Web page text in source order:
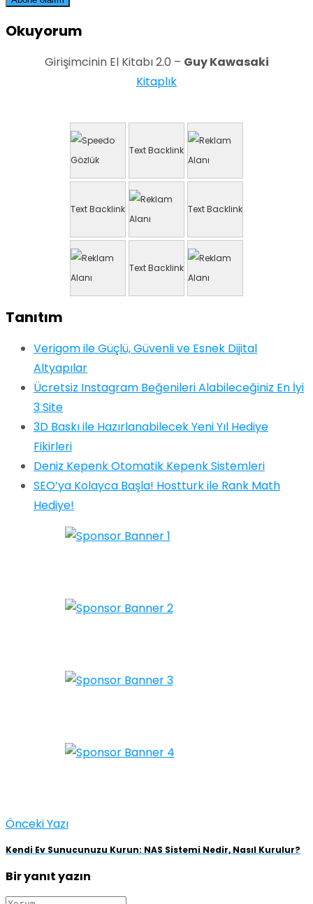
Okuyorum
Girişimcinin El Kitabı 2.0 – Guy Kawasaki
Kitaplık
Text Backlink
Text Backlink Text Backlink
Text Backlink
Tanıtım
Verigom ile Güçlü, Güvenli ve Esnek Dijital
Altyapılar
Ücretsiz Instagram Beğenileri Alabileceğiniz En İyi
3 Site
3D Baskı ile Hazırlanabilecek Yeni Yıl Hediye
Fikirleri
Deniz Kepenk Otomatik Kepenk Sistemleri
SEO’ya Kolayca Başla! Hostturk ile Rank Math
Hediye!
Önceki Yazı
Kendi Ev Sunucunuzu Kurun: NAS Sistemi Nedir, Nasıl Kurulur?
Bir yanıt yazın